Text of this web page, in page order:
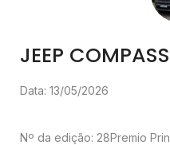
JEEP
Data: 13/05/2026
Nº da edição: 28Premio